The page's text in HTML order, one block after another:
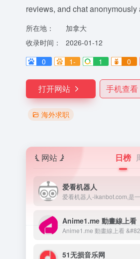
reviews, and chat anonymously
所在地：
加拿大
收录时间：
2026-01-12
0
1- 1 0
打开网站 手机查看
海外求职
网站 日榜
爱看机器人
Anime1.me 動畫線上看
51无损音乐网